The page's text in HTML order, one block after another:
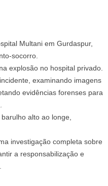
Multani em Gurdaspur,
socorro.
explosão no hospital privado.
examinando imagens
evidências forenses para
alto ao longe,
investigação completa sobre
a responsabilização e